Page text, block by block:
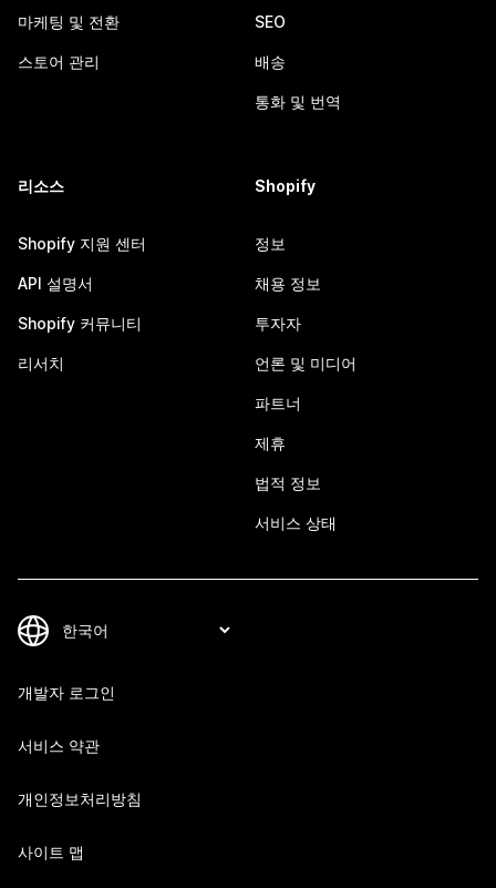
마케팅 및 전환
스토어 관리
SEO
배송
통화 및 번역
리소스
Shopify 지원 센터
API 설명서
Shopify 커뮤니티
리서치
Shopify
정보
채용 정보
투자자
언론 및 미디어
파트너
제휴
법적 정보
서비스 상태
개발자 로그인
서비스 약관
개인정보처리방침
사이트 맵